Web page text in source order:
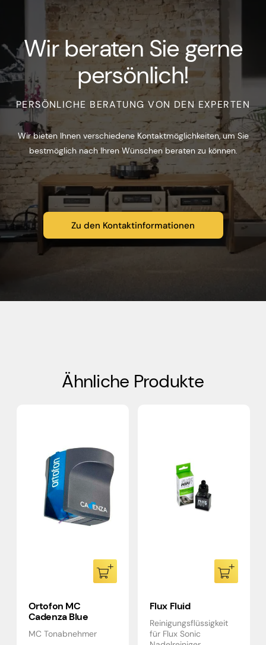
Wir beraten Sie gerne
persönlich!
PERSÖNLICHE BERATUNG VON DEN EXPERTEN
Wir bieten Ihnen verschiedene Kontaktmöglichkeiten, um Sie
bestmöglich nach Ihren Wünschen beraten zu können.
Zu den Kontaktinformationen
Ähnliche Produkte
Ortofon MC
Cadenza Blue
MC Tonabnehmer
Flux Fluid
Reinigungsflüssigkeit
für Flux Sonic